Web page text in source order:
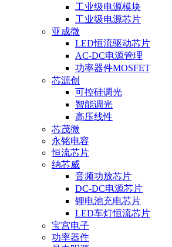
工业级电源模块
工业级电源芯片
亚成微
LED恒流驱动芯片
AC-DC电源管理
功率器件MOSFET
芯源创
可控硅调光
智能调光
高压线性
芯茂微
永铭电容
恒流芯片
纳芯威
音频功放芯片
DC-DC电源芯片
锂电池充电芯片
LED车灯恒流芯片
宝宫电子
功率器件